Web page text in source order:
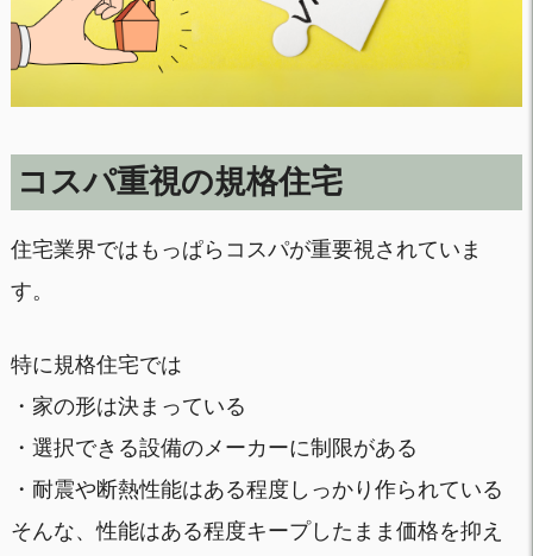
コスパ重視の規格住宅
住宅業界ではもっぱらコスパが重要視されていま
す。
特に規格住宅では
・家の形は決まっている
・選択できる設備のメーカーに制限がある
・耐震や断熱性能はある程度しっかり作られている
そんな、性能はある程度キープしたまま価格を抑え